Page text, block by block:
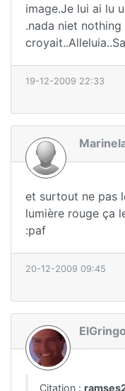
image.Je lui ai lu
.nada niet
19-12-2009 22:33
et surtout ne pas
lumière rouge ça
:paf
20-12-2009 09:45
ElGringo
Citation :